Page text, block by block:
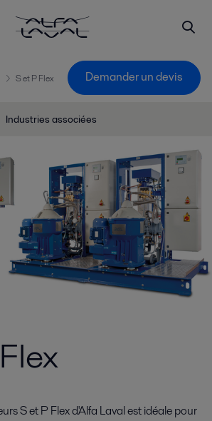
S et P Flex Demander un devis
Industries associées
S et P Flex d'Alfa Laval est idéale pour